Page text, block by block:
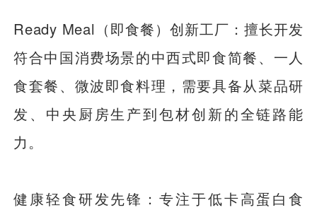
Ready Meal（即食餐）创新工厂：擅长开发
符合中国消费场景的中西式即食简餐、一人
食套餐、微波即食料理，需要具备从菜品研
发、中央厨房生产到包材创新的全链路能
力。
健康轻食研发先锋：专注于低卡高蛋白食